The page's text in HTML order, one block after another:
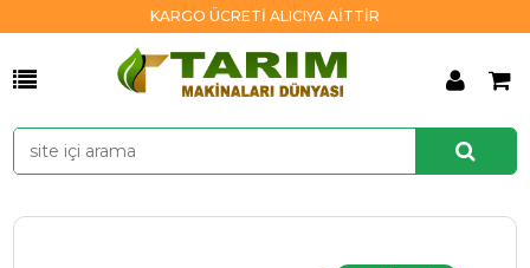
KARGO ÜCRETİ ALICIYA AİTTİR